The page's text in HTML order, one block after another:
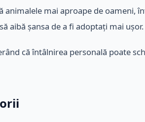
mai aproape de oameni,
aibă șansa de a fi adoptați mai ușor.
că întâlnirea personală poate